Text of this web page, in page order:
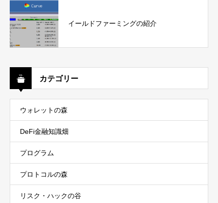
イールドファーミングの紹介
カテゴリー
ウォレットの森
DeFi金融知識畑
プログラム
プロトコルの森
リスク・ハックの谷